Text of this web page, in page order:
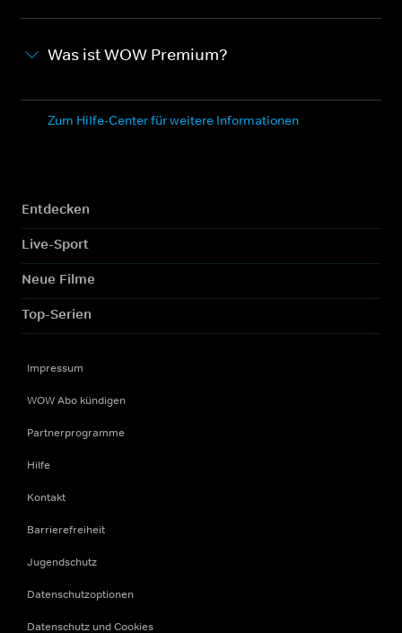
Was ist WOW Premium?
Zum Hilfe-Center für weitere Informationen
Entdecken
Live-Sport
Neue Filme
Top-Serien
Impressum
WOW Abo kündigen
Partnerprogramme
Hilfe
Kontakt
Barrierefreiheit
Jugendschutz
Datenschutzoptionen
Datenschutz und Cookies